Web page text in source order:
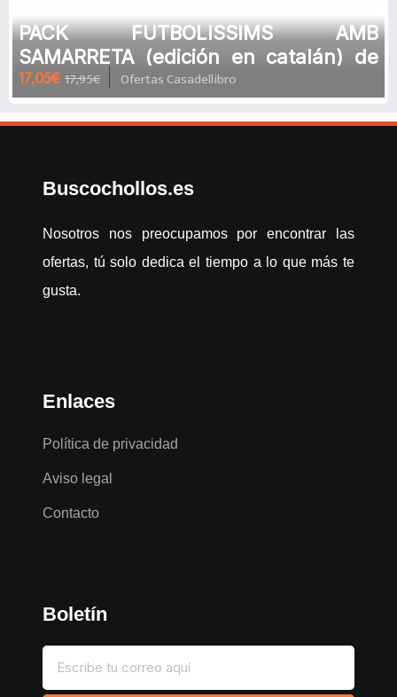
PACK FUTBOLISSIMS AMB
SAMARRETA (edición en catalán) de
ROBERTO SANTIAGO
17,05€ 17,95€ Ofertas Casadellibro
Buscochollos.es
Nosotros nos preocupamos por encontrar las
ofertas, tú solo dedica el tiempo a lo que más te
gusta.
Enlaces
Política de privacidad
Aviso legal
Contacto
Boletín